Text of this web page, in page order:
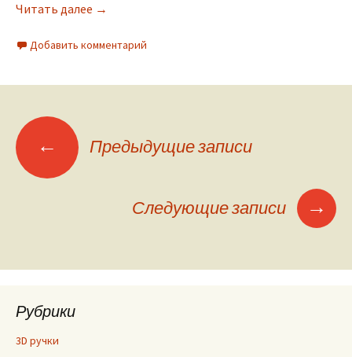
Читать далее →
Добавить комментарий
Навигация по
записям
← Предыдущие записи
Следующие записи →
Рубрики
3D ручки